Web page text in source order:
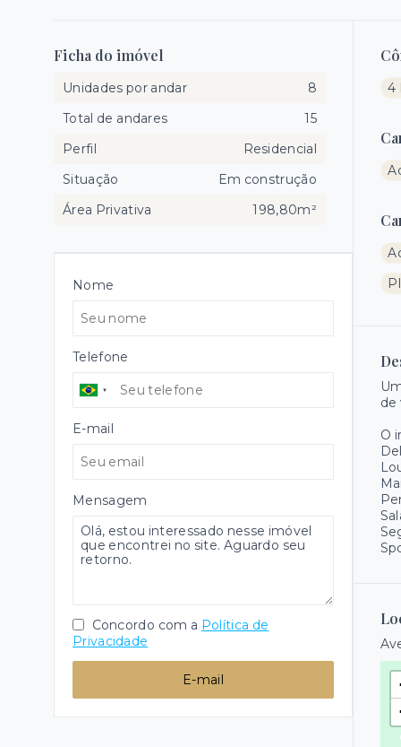
4
de
O
Ficha do imóvel
Unidades por andar
8
Total de andares
15
Perfil
Residencial
Situação
Em construção
Área Privativa
198,80m²
Nome
Telefone
E-mail
Mensagem
Concordo com a Política de
Privacidade
E-mail